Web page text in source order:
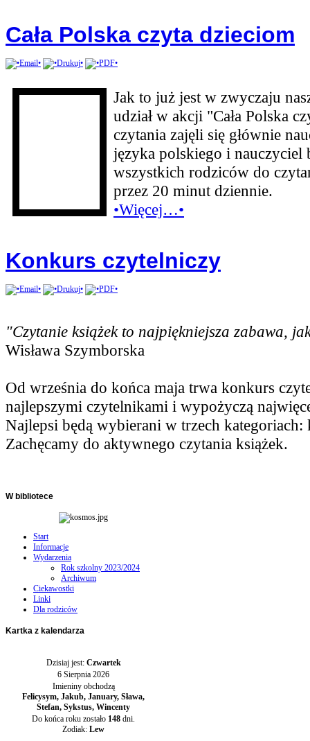
Cała Polska czyta dzieciom
Jak to już jest w zwyczaju
udział w akcji "Cała Polska
czytania zajęli się głównie
języka polskiego i nauczyciel
wszystkich rodziców do
przez 20 minut dziennie.
•Więcej…•
Konkurs czytelniczy
"Czytanie książek to najpiękniejsza zabawa,
Wisława Szymborska
Od września do końca maja trwa konkurs
najlepszymi czytelnikami i wypożyczą
Najlepsi będą wybierani w trzech
Zachęcamy do aktywnego czytania książek.
Wbibliotece
Start
Informacje
Wydarzenia
Rok szkolny 2023/2024
Archiwum
Ciekawostki
Linki
Dla rodziców
Kartka z kalendarza
Dzisiaj jest: Czwartek
6 Sierpnia 2026
Imieniny obchodzą
Felicysym, Jakub, January, Sława,
Stefan, Sykstus, Wincenty
Do końca roku zostało 148 dni.
Zodiak: Lew